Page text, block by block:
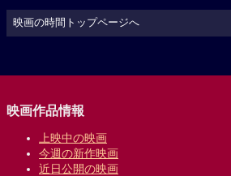
映画の時間トップページへ
映画作品情報
上映中の映画
今週の新作映画
近日公開の映画